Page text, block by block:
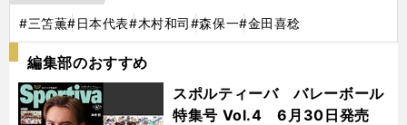
#三笘薫#日本代表#木村和司#森保一#金田喜稔
編集部のおすすめ
スポルティーバ バレーボール
特集号 Vol.4 6月30日発売